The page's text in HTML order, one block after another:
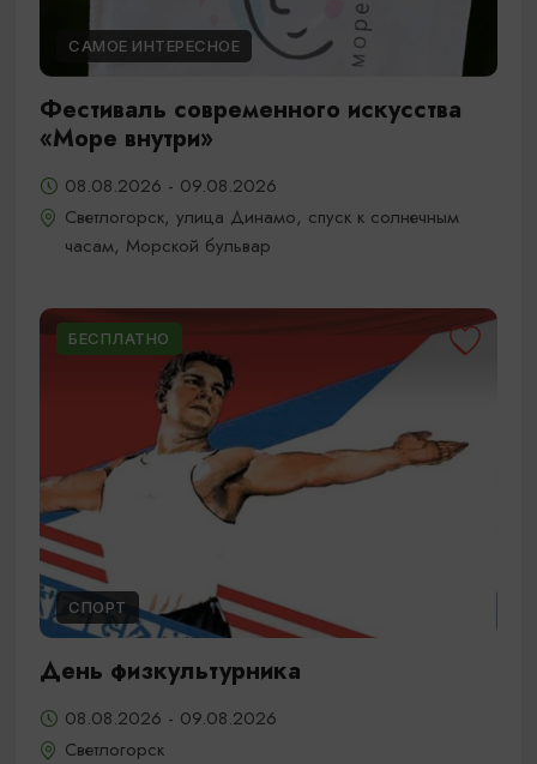
САМОЕ ИНТЕРЕСНОЕ
Фестиваль современного искусства
«Море внутри»
08.08.2026 - 09.08.2026
Светлогорск, улица Динамо, спуск к солнечным
часам, Морской бульвар
БЕСПЛАТНО
СПОРТ
День физкультурника
08.08.2026 - 09.08.2026
Светлогорск